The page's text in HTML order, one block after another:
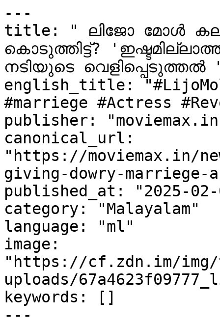
---
title: " ലിജോ മോൾ
കൊടുത്തിട്ട്?
നടിയുടെ വെളിപ്പെടുത്തൽ
english_title:
#marriege #Actress
publisher:
canonical_url:
"https://moviemax.in/
giving-dowry-marriege-
published_at: "2025-02-
category: "Malayalam"
language: "ml"
image:
"https://cf.zdn.im/img/
uploads/
keywords: []
---